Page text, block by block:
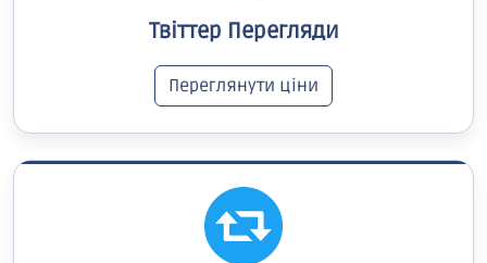
Твіттер Перегляди
Переглянути ціни